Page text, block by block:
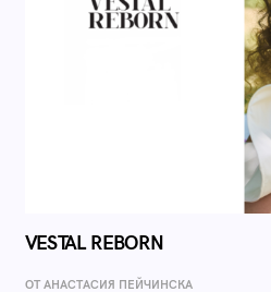
VESTAL REBORN
ОТ AНАСТАСИЯ ПЕЙЧИНСКА